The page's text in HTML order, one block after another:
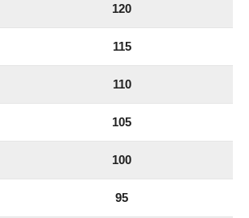
120
115
110
105
100
95